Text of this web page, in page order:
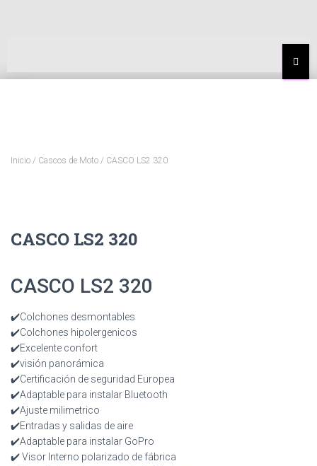
Inicio / Cascos de Moto / CASCO LS2 320
CASCO LS2 320
CASCO LS2 320
✔️Colchones desmontables
✔️Colchones hipolergenicos
✔️Excelente confort
✔️visión panorámica
✔️Certificación de seguridad Europea
✔️Adaptable para instalar Bluetooth
✔️Ajuste milimetrico
✔️Entradas y salidas de aire
✔️Adaptable para instalar GoPro
✔️ Visor Interno polarizado de fábrica